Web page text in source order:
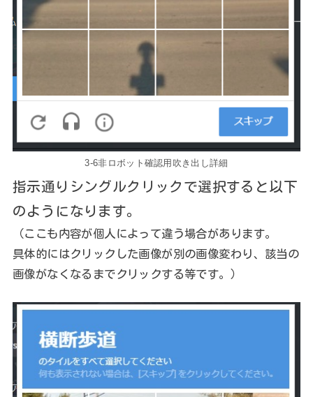
3-6非ロボット確認用吹き出し詳細
指示通りシングルクリックで選択すると以下
のようになります。
（ここも内容が個人によって違う場合があります。
具体的にはクリックした画像が別の画像変わり、該当の
画像がなくなるまでクリックする等です。）